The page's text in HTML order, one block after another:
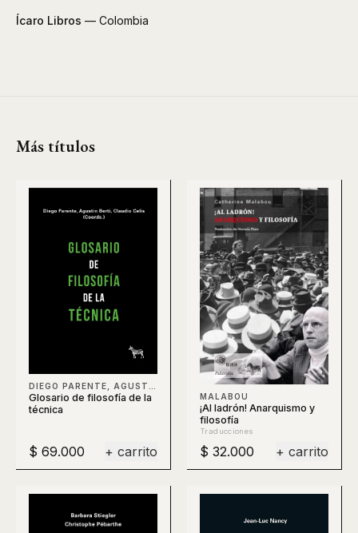
Ícaro Libros — Colombia
Más títulos
Glosario de filosofía de la
técnica
$ 69.000 + carrito
MALABOU
¡Al ladrón! Anarquismo y
filosofía
Traducciones
$ 32.000 + carrito